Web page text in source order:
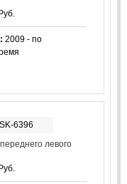
Руб.
2009 - по
6396
левого
Руб.